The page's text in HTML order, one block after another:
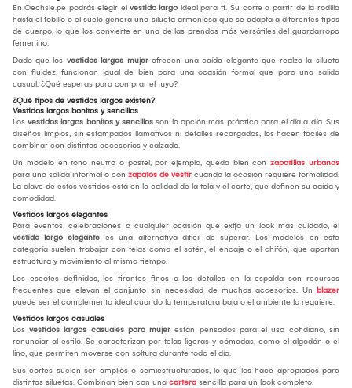
En Oechsle.pe podrás elegir el vestido largo ideal para ti. Su corte a partir de la rodilla
hasta el tobillo o el suelo genera una silueta armoniosa que se adapta a diferentes tipos
de cuerpo, lo que los convierte en una de las prendas más versátiles del guardarropa
femenino.
Dado que los vestidos largos mujer ofrecen una caída elegante que realza la silueta
con fluidez, funcionan igual de bien para una ocasión formal que para una salida
casual. ¿Qué esperas para comprar el tuyo?
¿Qué tipos de vestidos largos existen?
Vestidos largos bonitos y sencillos
Los vestidos largos bonitos y sencillos son la opción más práctica para el día a día. Sus
diseños limpios, sin estampados llamativos ni detalles recargados, los hacen fáciles de
combinar con distintos accesorios y calzado.
Un modelo en tono neutro o pastel, por ejemplo, queda bien con zapatillas urbanas
para una salida informal o con zapatos de vestir cuando la ocasión requiere formalidad.
La clave de estos vestidos está en la calidad de la tela y el corte, que definen su caída y
comodidad.
Vestidos largos elegantes
Para eventos, celebraciones o cualquier ocasión que exija un look más cuidado, el
vestido largo elegante es una alternativa difícil de superar. Los modelos en esta
categoría suelen trabajar con telas como el satén, el encaje o el chifón, que aportan
estructura y movimiento al mismo tiempo.
Los escotes definidos, los tirantes finos o los detalles en la espalda son recursos
frecuentes que elevan el conjunto sin necesidad de muchos accesorios. Un blazer
puede ser el complemento ideal cuando la temperatura baja o el ambiente lo requiere.
Vestidos largos casuales
Los vestidos largos casuales para mujer están pensados para el uso cotidiano, sin
renunciar al estilo. Se caracterizan por telas ligeras y cómodas, como el algodón o el
lino, que permiten moverse con soltura durante todo el día.
Sus cortes suelen ser amplios o semiestructurados, lo que los hace apropiados para
distintas siluetas. Combinan bien con una cartera sencilla para un look completo.